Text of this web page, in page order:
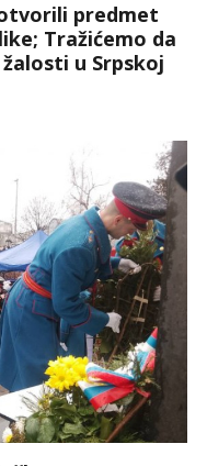
predmet
Tražićemo da
u Srpskoj